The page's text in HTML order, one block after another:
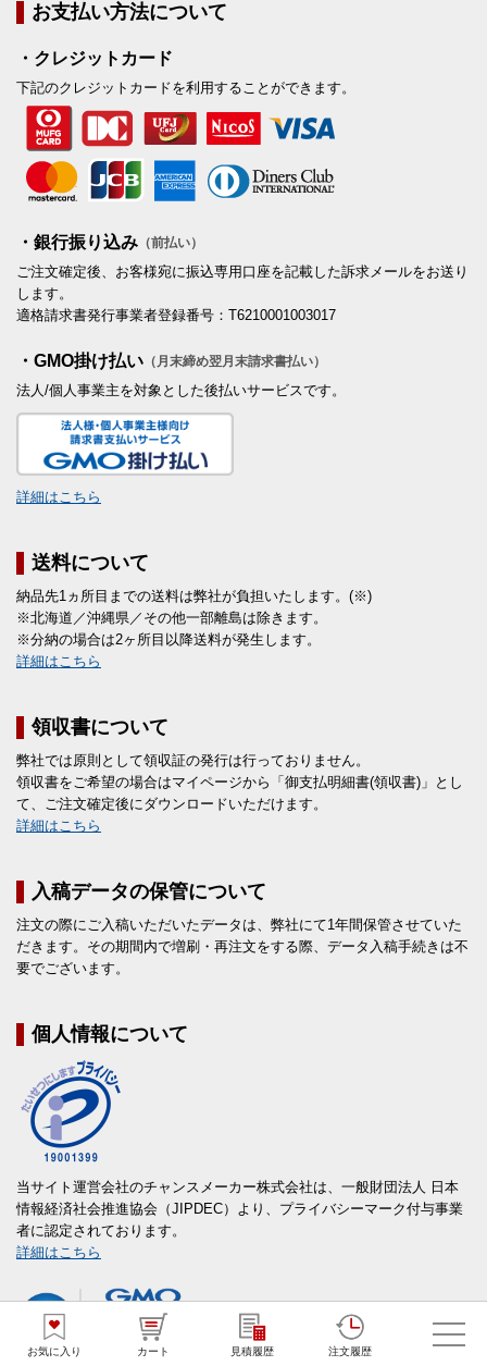
お気に入り カート 見積履歴 注文履歴
お支払い方法について
・クレジットカード
下記のクレジットカードを利用することができます。
・銀行振り込み （前払い）
ご注文確定後、お客様宛に振込専用口座を記載した訴求メールをお送り
します。
適格請求書発行事業者登録番号：T6210001003017
・GMO掛け払い （月末締め翌月末請求書払い）
法人/個人事業主を対象とした後払いサービスです。
詳細はこちら
送料について
納品先1ヵ所目までの送料は弊社が負担いたします。(※)
※北海道／沖縄県／その他一部離島は除きます。
※分納の場合は2ヶ所目以降送料が発生します。
詳細はこちら
領収書について
弊社では原則として領収証の発行は行っておりません。
領収書をご希望の場合はマイページから「御支払明細書(領収書)」とし
て、ご注文確定後にダウンロードいただけます。
詳細はこちら
入稿データの保管について
注文の際にご入稿いただいたデータは、弊社にて1年間保管させていた
だきます。その期間内で増刷・再注文をする際、データ入稿手続きは不
要でございます。
個人情報について
当サイト運営会社のチャンスメーカー株式会社は、一般財団法人 日本
情報経済社会推進協会（JIPDEC）より、プライバシーマーク付与事業
者に認定されております。
詳細はこちら